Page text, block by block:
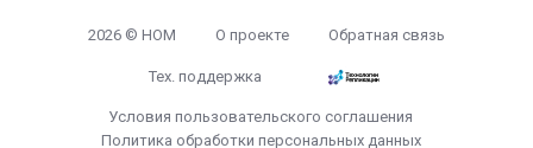
2026 © НОМ О проекте Обратная связь
Тех. поддержка
Условия пользовательского соглашения
Политика обработки персональных данных